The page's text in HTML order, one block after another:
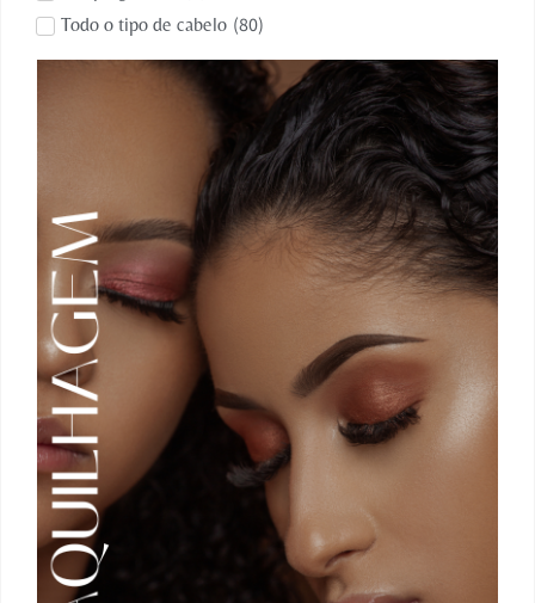
Todo o tipo de cabelo (80)